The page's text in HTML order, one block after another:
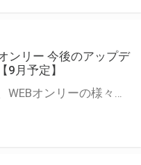
ンリー 今後のアップデ
9月予定】
とらのあなでは、WEBオンリーの様々な支援を実施しています。 今回は2021年9月に実装を予定しているアップデート情報についてご紹介いたします。 とらのあなWEBオンリーサイトはこちら